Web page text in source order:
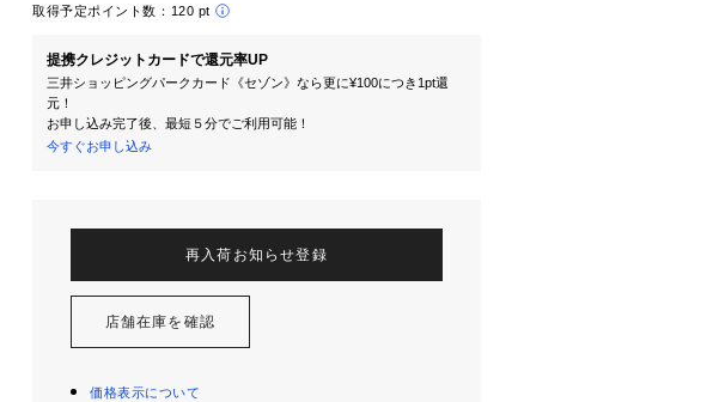
取得予定ポイント数： 120 pt
提携クレジットカードで還元率UP
三井ショッピングパークカード《セゾン》なら更に¥100につき1pt還
元！
お申し込み完了後、最短５分でご利用可能！
今すぐお申し込み
再入荷お知らせ登録
店舗在庫を確認
価格表示について